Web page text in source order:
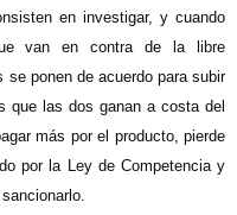
en investigar, y cuando
van en contra de la libre
ponen de acuerdo para subir
que las dos ganan a costa del
más por el producto, pierde
por la Ley de Competencia y